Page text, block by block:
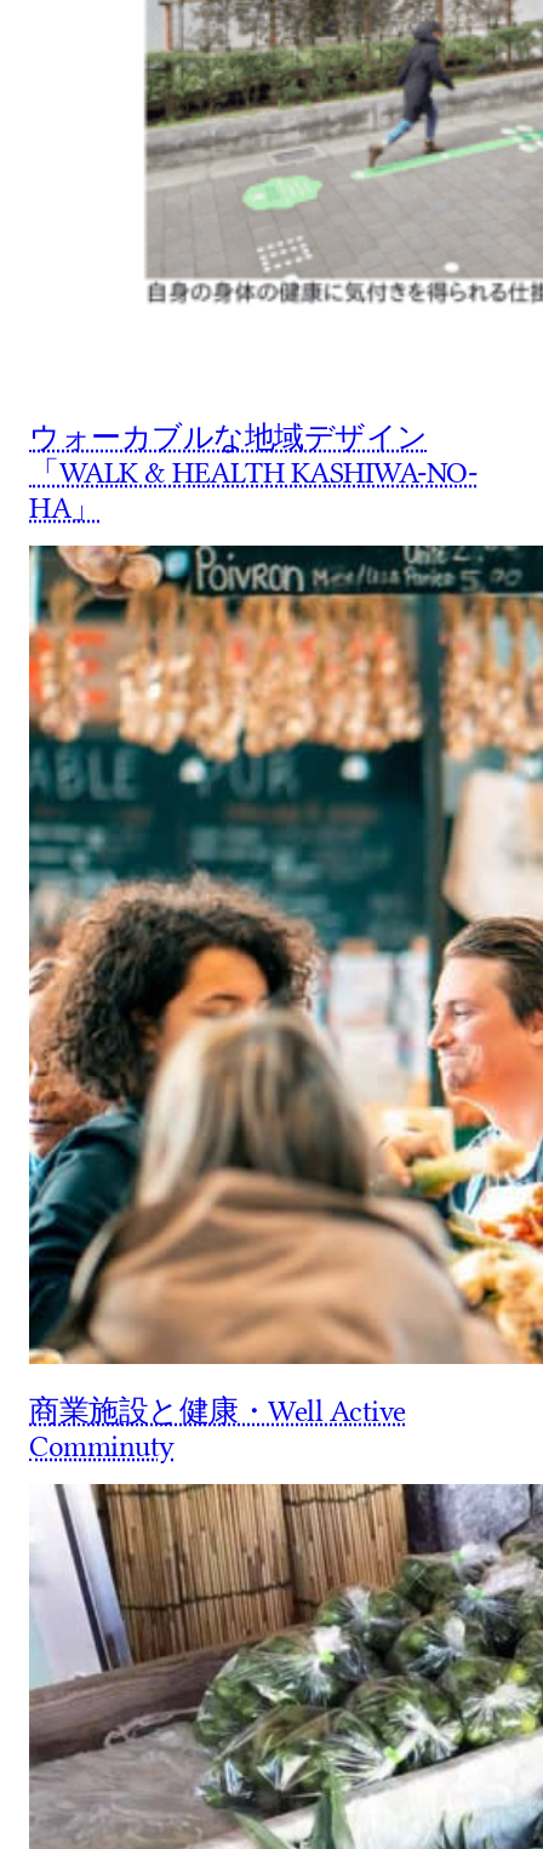
ウォーカブルな地域デザイン
「WALK & HEALTH KASHIWA-NO-
HA」
商業施設と健康・Well Active
Comminuty